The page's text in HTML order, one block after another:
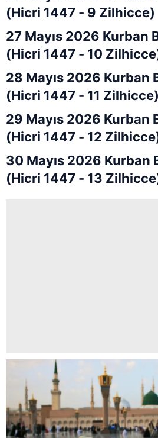
(Hicri 1447 - 9 Zilhicce)
27 Mayıs 2026 Kurban
(Hicri 1447 - 10
28 Mayıs 2026 Kurban
(Hicri 1447 - 11 Zilhicce)
29 Mayıs 2026 Kurban
(Hicri 1447 - 12
30 Mayıs 2026 Kurban
(Hicri 1447 - 13